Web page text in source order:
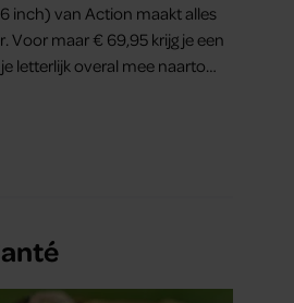
inch) van Action maakt alles
Voor maar € 69,95 krijg je een
letterlijk overal mee naartoe